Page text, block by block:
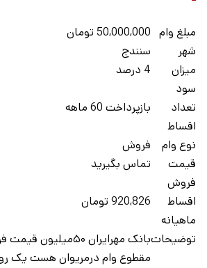
مبلغ وام 50,000,000 تومان
شهر
سنندج
میزان
سود
4 درصد
تعداد
اقساط
بازپرداخت 60 ماهه
نوع وام
فروش
قیمت
فروش
تماس بگیرید
اقساط
ماهیانه
920,826 تومان
توضیحات
مقطوع وام درمریوان هست یک